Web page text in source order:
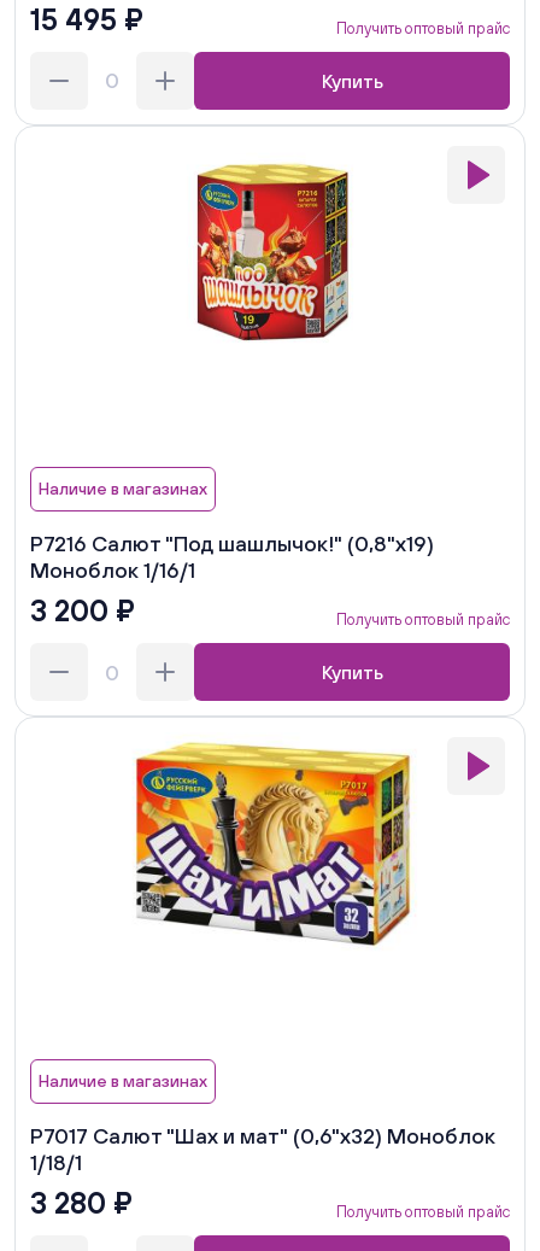
15 495 ₽ Получить оптовый прайс
Купить
Наличие в магазинах
Р7216 Салют "Под шашлычок!" (0,8"х19)
Моноблок 1/16/1
3 200 ₽ Получить оптовый прайс
Купить
Наличие в магазинах
Р7017 Салют "Шах и мат" (0,6"х32) Моноблок
1/18/1
3 280 ₽ Получить оптовый прайс